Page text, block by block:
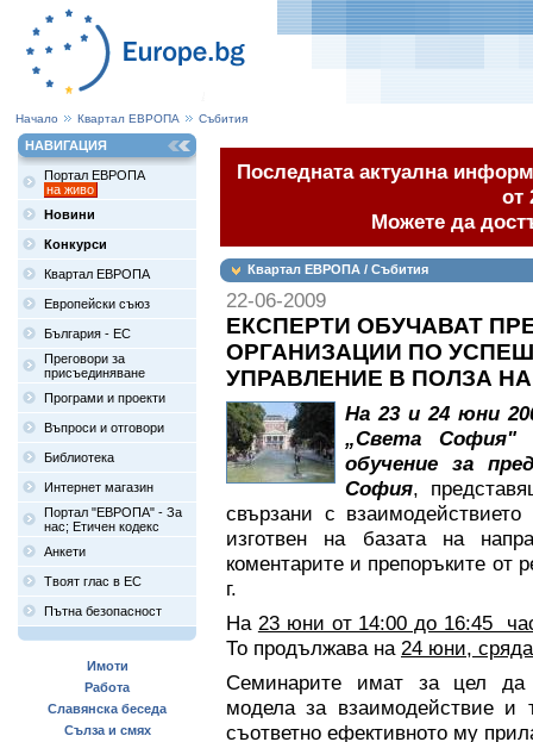
Начало Квартал ЕВРОПА Събития
НАВИГАЦИЯ
Портал ЕВРОПА
на живо
Новини
Конкурси
Квартал ЕВРОПА
Европейски съюз
България - ЕС
Преговори за
присъединяване
Програми и проекти
Въпроси и отговори
Библиотека
Интернет магазин
Портал "ЕВРОПА" - За
нас; Етичен кодекс
Анкети
Твоят глас в ЕС
Пътна безопасност
Имоти
Работа
Славянска беседа
Сълза и смях
Последната актуална
от
Можете да
Квартал ЕВРОПА / Събития
22-06-2009
ЕКСПЕРТИ ОБУЧАВАТ
ОРГАНИЗАЦИИ ПО
УПРАВЛЕНИЕ В ПОЛЗА
На 23 и 24 юни
„Света
обучение за
София,
свързани с
изготвен на базата на
коментарите и препоръките от
г.
На 23 юни от 14:00 до 16:45
То продължава на 24 юни,
Семинарите имат за цел да
модела за взаимодействие и
съответно ефективното му